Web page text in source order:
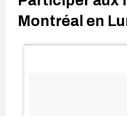
Montréal en